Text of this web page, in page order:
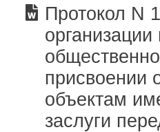
Протокол N
присвоении
объектам
заслуги